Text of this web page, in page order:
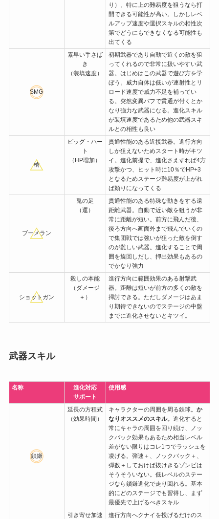
り）。特に上の難易度を狙うなら打
開できる可能性が高い。しかしレベ
ルアップ速度や選択スキルの相性次
第でどうにもできなくなる可能性も
出てくる
SMG
素早い手さば
き
（装填速度）
初期武器であり自動で近くの敵を狙
ってくれるので非常に扱いやすい武
器。はじめはこの武器で遊び方を学
ぼう。威力自体は低いが連射性とリ
ロード速度で威力不足を補ってい
る。突然変異バフで貫通が付くとか
なり強力な武器になる。進化スキル
が装填速度であるため他の武器スキ
ルとの相性も良い
槍
ビッグ・ハー
ト
（HP増加）
貫通性能のある近接武器。進行方向
しか狙えないためスタート時がキツ
イ。進化前提で、進化さえすれば4方
攻撃かつ、ヒット時に10％でHP+3
となるためステージ難易度が上がれ
ば頼りになってくる
ブーメラン
兎の足
（運）
貫通性能のある特殊な動きをする遠
距離武器。自動で近い敵を狙うが非
常に距離が短い。前方に飛んだ後、
後ろ方向へ画面外まで飛んでいくの
で集団戦では強いが狙った敵を倒す
のが難しい武器。進化することで周
囲を旋回しだし、押出効果もあるの
でかなり強力
ショットガン
殺しの本能
（ダメージ
＋）
進行方向に範囲効果のある射撃武
器。距離は短いが前方の多くの敵を
掃討できる。ただしダメージはあま
り期待できないのでステージの中盤
までに進化させないとキツイ。
武器スキル
名称
進化対応
サポート
使用感
鎖鎌
延長の方程式
（効果時間）
キャラクターの周囲を周る鉄球。か
なりオススメのスキル。進化すると
常にキャラの周囲を回り続け、ノッ
クバック効果もあるため相当レベル
差がない限りはコレ1つでラッシュを
凌げる。弾速＋、ノックバック＋、
弾数＋しておけば抜けきるゾンビは
そうそういない。低レベルのステー
ジなら鎖鎌進化で走り回れる。基本
的にどのステージでも習得し、まず
最優先で上げるべきスキル
引き寄せ加速
進行方向へクナイを投げるだけのス